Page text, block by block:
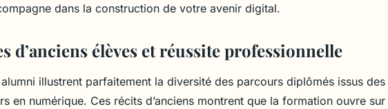
dans la construction de votre avenir digital.
d’anciens élèves et réussite professionnelle
illustrent parfaitement la diversité des parcours diplômés issus des
en numérique. Ces récits d’anciens montrent que la formation ouvre sur